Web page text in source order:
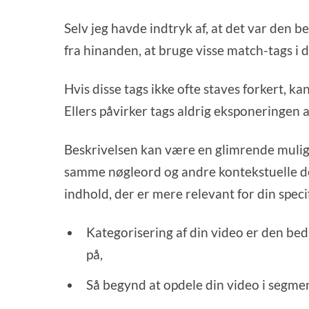
Selv jeg havde indtryk af, at det var den
fra hinanden, at bruge visse match-tags i
Hvis disse tags ikke ofte staves forkert,
Ellers påvirker tags aldrig eksponeringen
Beskrivelsen kan være en glimrende
samme nøgleord og andre kontekstuelle
indhold, der er mere relevant for din
Kategorisering af din video er den
på,
Så begynd at opdele din video i